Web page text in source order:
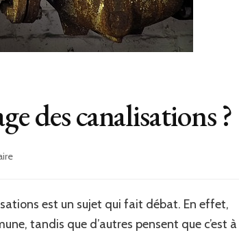
des canalisations ?
sur
payer
débouchage
est un sujet qui fait débat. En effet,
tandis que d’autres pensent que c’est à